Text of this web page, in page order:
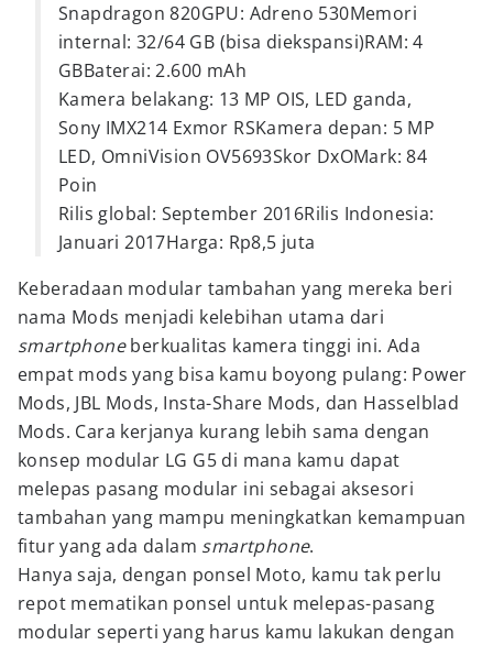
Snapdragon 820GPU: Adreno 530Memori
internal: 32/64 GB (bisa diekspansi)RAM: 4
GBBaterai: 2.600 mAh
Kamera belakang: 13 MP OIS, LED ganda,
Sony IMX214 Exmor RSKamera depan: 5 MP
LED, OmniVision OV5693Skor DxOMark: 84
Poin
Rilis global: September 2016Rilis Indonesia:
Januari 2017Harga: Rp8,5 juta
Keberadaan modular tambahan yang mereka beri
nama Mods menjadi kelebihan utama dari
smartphoneberkualitas kamera tinggi ini. Ada
empat mods yang bisa kamu boyong pulang: Power
Mods, JBL Mods, Insta-Share Mods, dan Hasselblad
Mods. Cara kerjanya kurang lebih sama dengan
konsep modular LG G5 di mana kamu dapat
melepas pasang modular ini sebagai aksesori
tambahan yang mampu meningkatkan kemampuan
fitur yang ada dalam smartphone.
Hanya saja, dengan ponsel Moto, kamu tak perlu
repot mematikan ponsel untuk melepas-pasang
modular seperti yang harus kamu lakukan dengan